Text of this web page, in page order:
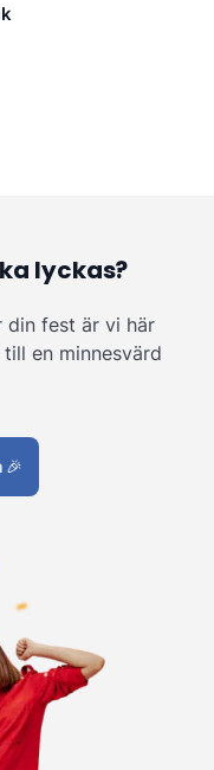
lyckas?
din fest är vi här
en minnesvärd
🎉